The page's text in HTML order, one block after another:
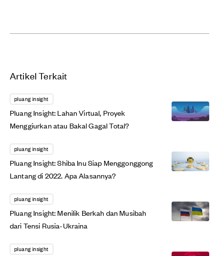
Artikel Terkait
pluang insight
Pluang Insight: Lahan Virtual, Proyek
Menggiurkan atau Bakal Gagal Total?
pluang insight
Pluang Insight: Shiba Inu Siap Menggonggong
Lantang di 2022. Apa Alasannya?
pluang insight
Pluang Insight: Menilik Berkah dan Musibah
dari Tensi Rusia-Ukraina
pluang insight